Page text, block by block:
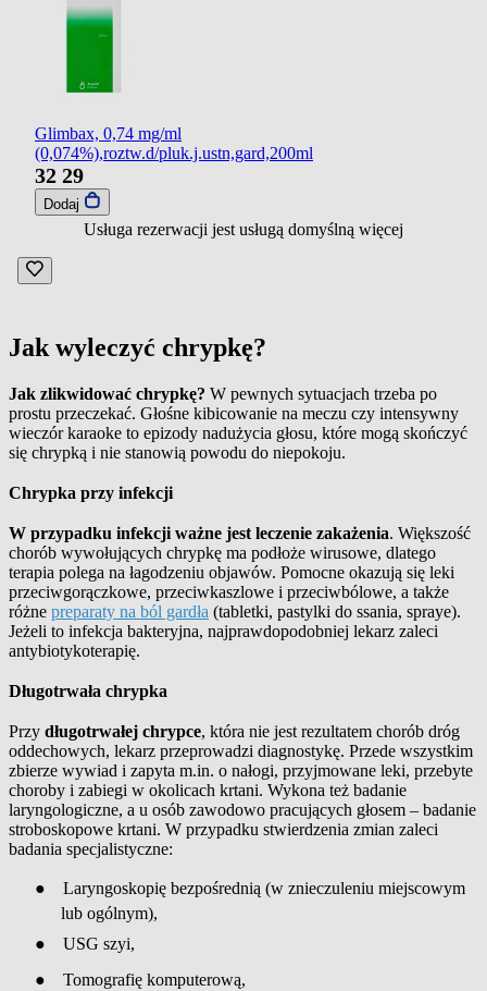
Glimbax, 0,74 mg/ml
(0,074%),roztw.d/pluk.j.ustn,gard,200ml
32 29
Dodaj
Usługa rezerwacji jest usługą domyślną więcej
Jak wyleczyć chrypkę?
Jak zlikwidować chrypkę? W pewnych sytuacjach trzeba po
prostu przeczekać. Głośne kibicowanie na meczu czy intensywny
wieczór karaoke to epizody nadużycia głosu, które mogą skończyć
się chrypką i nie stanowią powodu do niepokoju.
Chrypka przy infekcji
W przypadku infekcji ważne jest leczenie zakażenia. Większość
chorób wywołujących chrypkę ma podłoże wirusowe, dlatego
terapia polega na łagodzeniu objawów. Pomocne okazują się leki
przeciwgorączkowe, przeciwkaszlowe i przeciwbólowe, a także
różne preparaty na ból gardła (tabletki, pastylki do ssania, spraye).
Jeżeli to infekcja bakteryjna, najprawdopodobniej lekarz zaleci
antybiotykoterapię.
Długotrwała chrypka
Przy długotrwałej chrypce, która nie jest rezultatem chorób dróg
oddechowych, lekarz przeprowadzi diagnostykę. Przede wszystkim
zbierze wywiad i zapyta m.in. o nałogi, przyjmowane leki, przebyte
choroby i zabiegi w okolicach krtani. Wykona też badanie
laryngologiczne, a u osób zawodowo pracujących głosem – badanie
stroboskopowe krtani. W przypadku stwierdzenia zmian zaleci
badania specjalistyczne:
●
Laryngoskopię bezpośrednią (w znieczuleniu miejscowym
lub ogólnym),
● USG szyi,
● Tomografię komputerową,